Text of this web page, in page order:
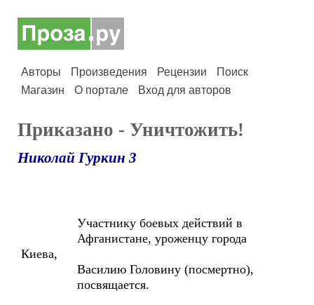
Авторы Произведения Рецензии
Поиск
Магазин
О портале Вход для авторов
Приказано - Уничтожить!
Николай Гуркин 3
Участнику боевых действий в
Афганистане, уроженцу города
Киева,
Василию Головину (посмертно),
посвящается.